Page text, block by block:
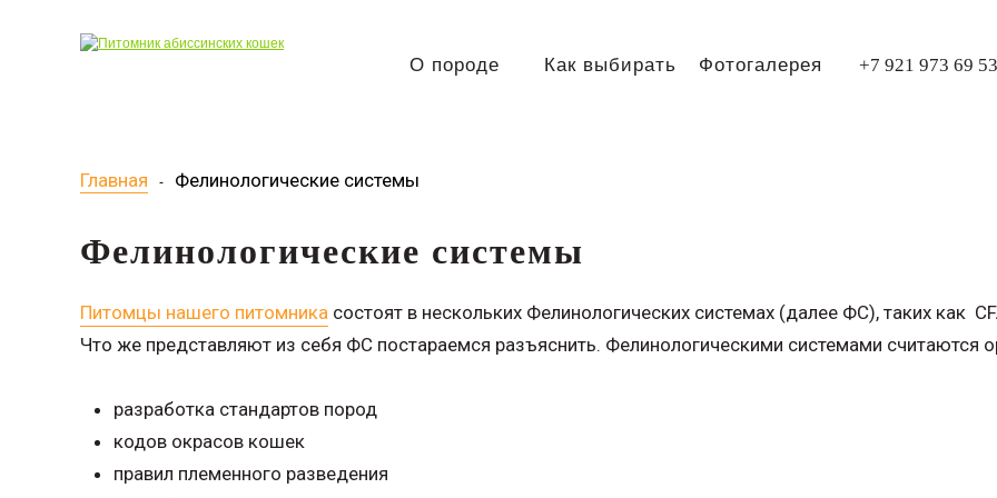
О породе Как выбирать Фотогалерея +7 921 973 69 53
Главная - Фелинологические системы
Фелинологические системы
Питомцы нашего питомника состоят в нескольких Фелинологических системах (далее ФС), таких как
Что же представляют из себя ФС постараемся разъяснить. Фелинологическими системами считаются
разработка стандартов пород
кодов окрасов кошек
правил племенного разведения